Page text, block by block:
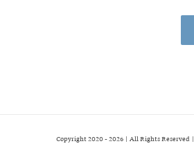
2026 | All Rights Reserved |